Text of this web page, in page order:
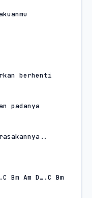
berhenti
padanya
Bm Am D….C Bm